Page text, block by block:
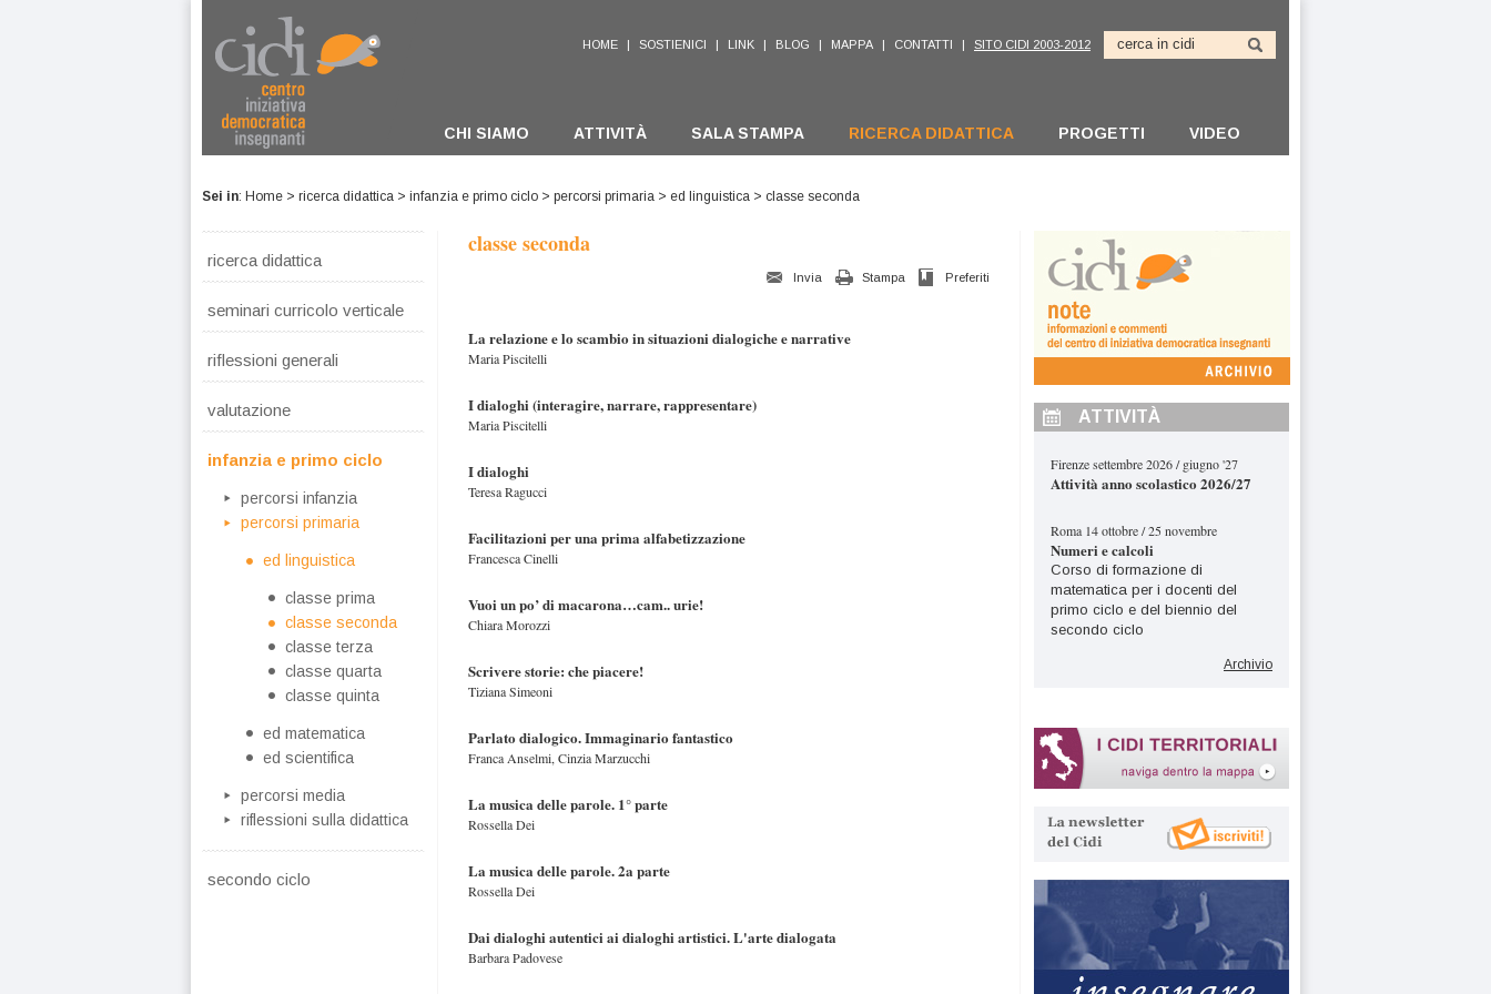
HOME | SOSTIENICI | LINK | BLOG | MAPPA | CONTATTI | SITO CIDI 2003-2012
CHI SIAMO ATTIVITÀ SALA STAMPA RICERCA DIDATTICA PROGETTI VIDEO
Sei in: Home > ricerca didattica > infanzia e primo ciclo > percorsi primaria > ed linguistica > classe seconda
ricerca didattica
seminari curricolo verticale
riflessioni generali
valutazione
infanzia e primo ciclo
percorsi infanzia
percorsi primaria
ed linguistica
classe prima
classe seconda
classe terza
classe quarta
classe quinta
ed matematica
ed scientifica
percorsi media
riflessioni sulla didattica
secondo ciclo
classe seconda
Invia Stampa Preferiti
La relazione e lo scambio in situazioni dialogiche e narrative
Maria Piscitelli
I dialoghi (interagire, narrare, rappresentare)
Maria Piscitelli
I dialoghi
Teresa Ragucci
Facilitazioni per una prima alfabetizzazione
Francesca Cinelli
Vuoi un po’ di macarona…cam.. urie!
Chiara Morozzi
Scrivere storie: che piacere!
Tiziana Simeoni
Parlato dialogico. Immaginario fantastico
Franca Anselmi, Cinzia Marzucchi
La musica delle parole. 1° parte
Rossella Dei
La musica delle parole. 2a parte
Rossella Dei
Dai dialoghi autentici ai dialoghi artistici. L'arte dialogata
Barbara Padovese
ATTIVITÀ
Firenze settembre 2026 / giugno '27
Attività anno scolastico 2026/27
Roma 14 ottobre / 25 novembre
Numeri e calcoli
Corso di formazione di
matematica per i docenti del
primo ciclo e del biennio del
secondo ciclo
Archivio